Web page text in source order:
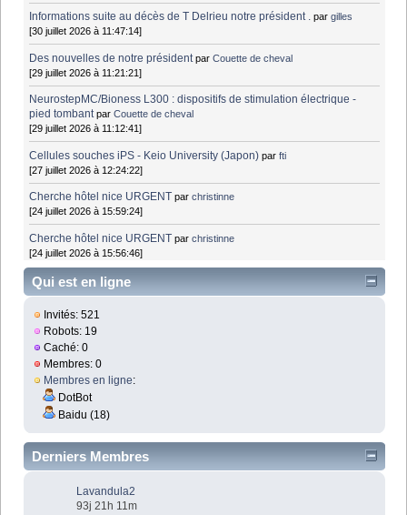
Informations suite au décès de T Delrieu notre président . pargilles
[30 juillet 2026 à 11:47:14]
Des nouvelles de notre président parCouette de cheval
[29 juillet 2026 à 11:21:21]
NeurostepMC/Bioness L300 : dispositifs de stimulation électrique -
pied tombant parCouette de cheval
[29 juillet 2026 à 11:12:41]
Cellules souches iPS - Keio University (Japon) parfti
[27 juillet 2026 à 12:24:22]
Cherche hôtel nice URGENT parchristinne
[24 juillet 2026 à 15:59:24]
Cherche hôtel nice URGENT parchristinne
[24 juillet 2026 à 15:56:46]
Qui est en ligne
Invités: 521
Robots: 19
Caché: 0
Membres: 0
Membres en ligne:
DotBot
Baidu (18)
Derniers Membres
Lavandula2
93j 21h 11m